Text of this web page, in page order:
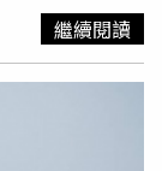
高可處5年有期
提供各式檢舉
0800-024-
鄉親即時掃
獲得新臺幣
。鄭亦麟曾經
孩」的外號，北
設與泓德能源
等；檢調還查
入無法交代
繼續閱讀